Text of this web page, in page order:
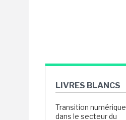
LIVRES BLANCS
Transition numérique
dans le secteur du